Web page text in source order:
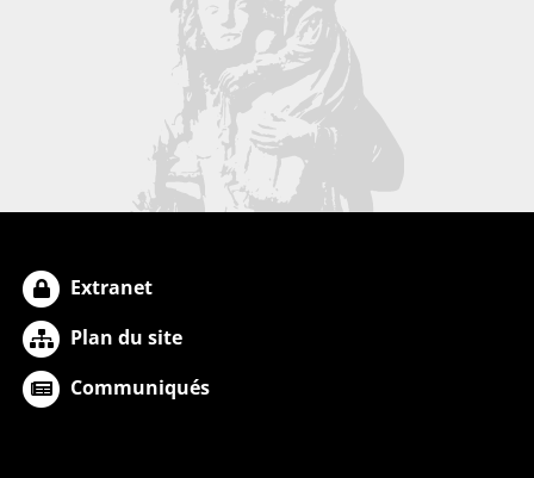
Extranet
Plan du site
Communiqués